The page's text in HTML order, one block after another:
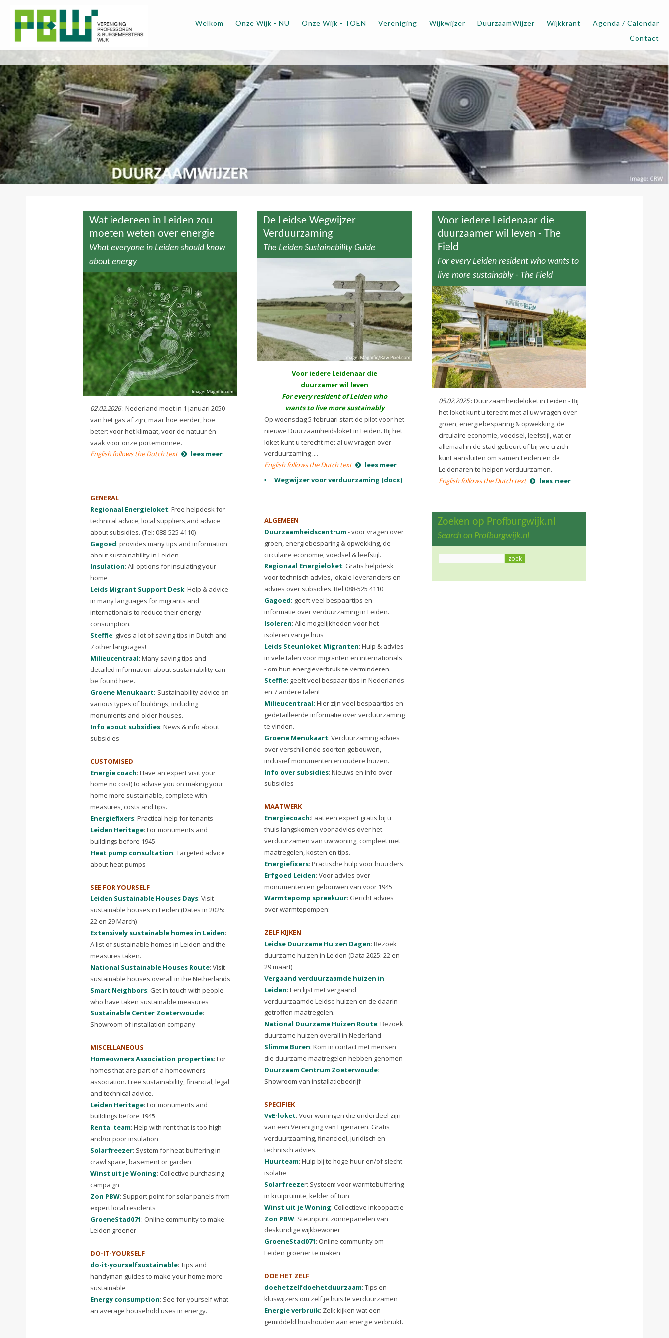
Welkom Onze Wijk - NU Onze Wijk - TOEN Vereniging Wijkwijzer DuurzaamWijzer Wijkkrant
Agenda / Calendar
Contact
Wat iedereen in Leiden zou
moeten weten over energie
What everyone in Leiden should know
about energy
02.02.2026: Nederland moet in 1 januari 2050
van het gas af zijn, maar hoe eerder, hoe
beter: voor het klimaat, voor de natuur én
vaak voor onze portemonnee.
English follows the Dutch text
lees meer
De Leidse Wegwijzer
Verduurzaming
The Leiden Sustainability Guide
Voor iedere Leidenaar die
duurzamer wil leven
For every resident of Leiden who
wants to live more sustainably
Op woensdag 5 februari start de pilot voor het
nieuwe Duurzaamheidsloket in Leiden. Bij het
loket kunt u terecht met al uw vragen over
verduurzaming ....
English follows the Dutch text
lees meer
Wegwijzer voor verduurzaming (docx)
Voor iedere Leidenaar die
duurzaamer wil leven - The
Field
For every Leiden resident who wants to
live more sustainably - The Field
05.02.2025: Duurzaamheideloket in Leiden - Bij
het loket kunt u terecht met al uw vragen over
groen, energiebesparing & opwekking, de
circulaire economie, voedsel, leefstijl, wat er
allemaal in de stad gebeurt of bij wie u zich
kunt aansluiten om samen Leiden en de
Leidenaren te helpen verduurzamen.
English follows the Dutch text
lees meer
GENERAL
Regionaal Energieloket: Free helpdesk for
technical advice, local suppliers,and advice
about subsidies. (Tel: 088-525 4110)
Gagoed: provides many tips and information
about sustainability in Leiden.
Insulation: All options for insulating your
home
Leids Migrant Support Desk: Help & advice
in many languages ​​for migrants and
internationals to reduce their energy
consumption.
Steffie: gives a lot of saving tips in Dutch and
7 other languages!
Milieucentraal: Many saving tips and
detailed information about sustainability can
be found here.
Groene Menukaart: Sustainability advice on
various types of buildings, including
monuments and older houses.
Info about subsidies: News & info about
subsidies
CUSTOMISED
Energie coach: Have an expert visit your
home no cost) to advise you on making your
home more sustainable, complete with
measures, costs and tips.
Energiefixers: Practical help for tenants
Leiden Heritage: For monuments and
buildings before 1945
Heat pump consultation: Targeted advice
about heat pumps
SEE FOR YOURSELF
Leiden Sustainable Houses Days: Visit
sustainable houses in Leiden (Dates in 2025:
22 en 29 March)
Extensively sustainable homes in Leiden:
A list of sustainable homes in Leiden and the
measures taken.
National Sustainable Houses Route: Visit
sustainable houses overall in the Netherlands
Smart Neighbors: Get in touch with people
who have taken sustainable measures
Sustainable Center Zoeterwoude:
Showroom of installation company
MISCELLANEOUS
Homeowners Association properties: For
homes that are part of a homeowners
association. Free sustainability, financial, legal
and technical advice.
Leiden Heritage: For monuments and
buildings before 1945
Rental team: Help with rent that is too high
and/or poor insulation
Solarfreezer: System for heat buffering in
crawl space, basement or garden
Winst uit je Woning: Collective purchasing
campaign
Zon PBW: Support point for solar panels from
expert local residents
GroeneStad071: Online community to make
Leiden greener
DO-IT-YOURSELF
do-it-yourselfsustainable: Tips and
handyman guides to make your home more
sustainable
Energy consumption: See for yourself what
an average household uses in energy.
ALGEMEEN
Duurzaamheidscentrum - voor vragen over
groen, energiebesparing & opwekking, de
circulaire economie, voedsel & leefstijl.
Regionaal Energieloket: Gratis helpdesk
voor technisch advies, lokale leveranciers en
advies over subsidies. Bel 088-525 4110
Gagoed: geeft veel bespaartips en
informatie over verduurzaming in Leiden.
Isoleren: Alle mogelijkheden voor het
isoleren van je huis
Leids Steunloket Migranten: Hulp & advies
in vele talen voor migranten en internationals
- om hun energieverbruik te verminderen.
Steffie: geeft veel bespaar tips in Nederlands
en 7 andere talen!
Milieucentraal: Hier zijn veel bespaartips en
gedetailleerde informatie over verduurzaming
te vinden.
Groene Menukaart: Verduurzaming advies
over verschillende soorten gebouwen,
inclusief monumenten en oudere huizen.
Info over subsidies: Nieuws en info over
subsidies
MAATWERK
Energiecoach:Laat een expert gratis bij u
thuis langskomen voor advies over het
verduurzamen van uw woning, compleet met
maatregelen, kosten en tips.
Energiefixers: Practische hulp voor huurders
Erfgoed Leiden: Voor advies over
monumenten en gebouwen van voor 1945
Warmtepomp spreekuur: Gericht advies
over warmtepompen:
ZELF KIJKEN
Leidse Duurzame Huizen Dagen: Bezoek
duurzame huizen in Leiden (Data 2025: 22 en
29 maart)
Vergaand verduurzaamde huizen in
Leiden: Een lijst met vergaand
verduurzaamde Leidse huizen en de daarin
getroffen maatregelen.
National Duurzame Huizen Route: Bezoek
duurzame huizen overall in Nederland
Slimme Buren: Kom in contact met mensen
die duurzame maatregelen hebben genomen
Duurzaam Centrum Zoeterwoude:
Showroom van installatiebedrijf
SPECIFIEK
VvE-loket: Voor woningen die onderdeel zijn
van een Vereniging van Eigenaren. Gratis
verduurzaaming, financieel, juridisch en
technisch advies.
Huurteam: Hulp bij te hoge huur en/of slecht
isolatie
Solarfreezer: Systeem voor warmtebuffering
in kruipruimte, kelder of tuin
Winst uit je Woning: Collectieve inkoopactie
Zon PBW: Steunpunt zonnepanelen van
deskundige wijkbewoner
GroeneStad071: Online community om
Leiden groener te maken
DOE HET ZELF
doehetzelfdoehetduurzaam: Tips en
kluswijzers om zelf je huis te verduurzamen
Energie verbruik: Zelk kijken wat een
gemiddeld huishouden aan energie verbruikt.
Zoeken op Profburgwijk.nl
Search on Profburgwijk.nl